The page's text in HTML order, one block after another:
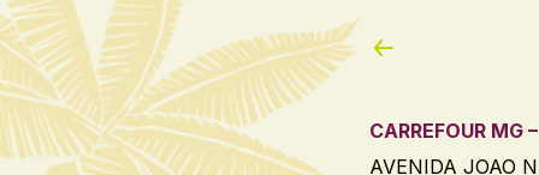
CARREFOUR MG
AVENIDA JOAO